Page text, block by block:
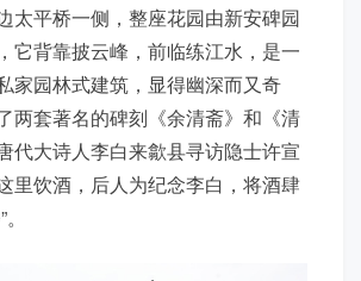
太平桥一侧，整座花园由新安碑园
它背靠披云峰，前临练江水，是一
家园林式建筑，显得幽深而又奇
两套著名的碑刻《余清斋》和《清
代大诗人李白来歙县寻访隐士许宣
里饮酒，后人为纪念李白，将酒肆